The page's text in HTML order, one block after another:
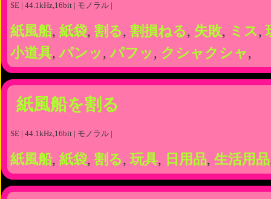
SE | 44.1kHz,16bit | モノラル |
紙風船, 紙袋, 割る, 割損ねる, 失敗, ミス,
小道具,パンッ ,パフッ , クシャクシャ,
紙風船を割る
SE | 44.1kHz,16bit | モノラル |
紙風船, 紙袋, 割る, 玩具, 日用品, 生活用品